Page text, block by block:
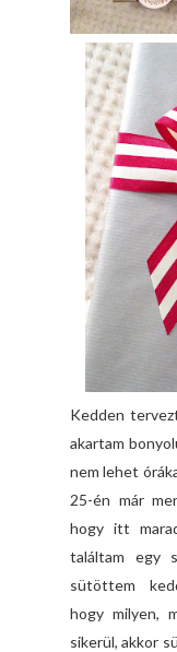
Kedden
akartam
nem lehet
25-én már
hogy itt
találtam egy
sütöttem
hogy milyen,
sikerül, akkor